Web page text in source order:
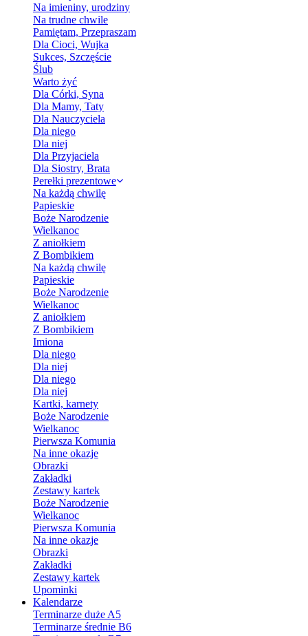
Na imieniny, urodziny
Na trudne chwile
Pamiętam, Przepraszam
Dla Cioci, Wujka
Sukces, Szczęście
Ślub
Warto żyć
Dla Córki, Syna
Dla Mamy, Taty
Dla Nauczyciela
Dla niego
Dla niej
Dla Przyjaciela
Dla Siostry, Brata
Perełki prezentowe
Na każdą chwilę
Papieskie
Boże Narodzenie
Wielkanoc
Z aniołkiem
Z Bombikiem
Na każdą chwilę
Papieskie
Boże Narodzenie
Wielkanoc
Z aniołkiem
Z Bombikiem
Imiona
Dla niego
Dla niej
Dla niego
Dla niej
Kartki, karnety
Boże Narodzenie
Wielkanoc
Pierwsza Komunia
Na inne okazje
Obrazki
Zakładki
Zestawy kartek
Boże Narodzenie
Wielkanoc
Pierwsza Komunia
Na inne okazje
Obrazki
Zakładki
Zestawy kartek
Upominki
Kalendarze
Terminarze duże A5
Terminarze średnie B6